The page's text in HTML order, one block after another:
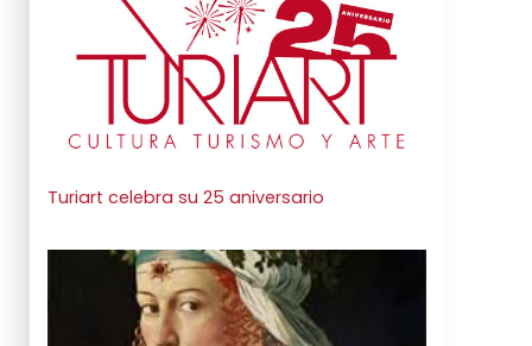
Turiart celebra su 25 aniversario